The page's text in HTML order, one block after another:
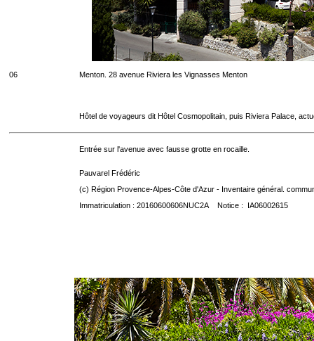
06 Menton. 28 avenue Riviera les Vignasses Menton
Hôtel de voyageurs dit Hôtel Cosmopolitain, puis Riviera Palace,
Entrée sur l'avenue avec fausse grotte en rocaille.
Pauvarel Frédéric
(c) Région Provence-Alpes-Côte d'Azur - Inventaire général.
Immatriculation : 20160600606NUC2A Notice : IA06002615